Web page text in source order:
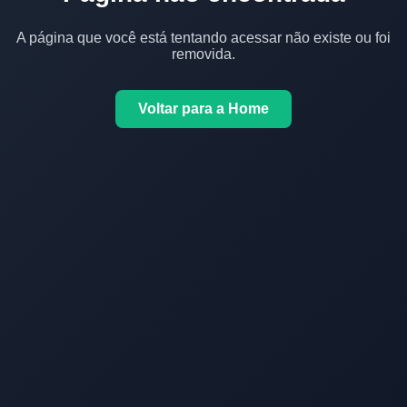
A página que você está tentando acessar não existe ou foi
removida.
Voltar para a Home